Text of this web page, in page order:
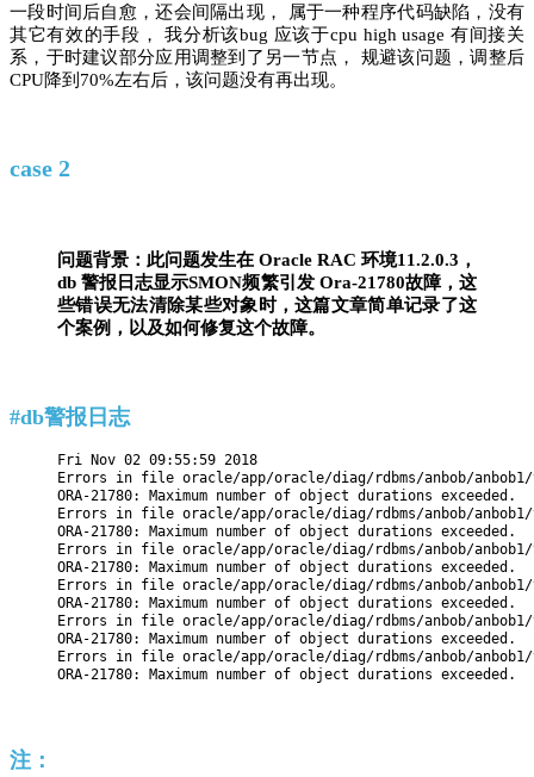
一段时间后自愈，还会间隔出现， 属于一种程序代码缺陷，没有
其它有效的手段， 我分析该bug 应该于cpu high usage 有间接关
系，于时建议部分应用调整到了另一节点， 规避该问题，调整后
CPU降到70%左右后，该问题没有再出现。
case 2
问题背景：此问题发生在 Oracle RAC 环境11.2.0.3，
db 警报日志显示SMON频繁引发 Ora-21780故障，这
些错误无法清除某些对象时，这篇文章简单记录了这
个案例，以及如何修复这个故障。
#db警报日志
Fri Nov 02 09:55:59 2018
Errors in file oracle/app/oracle/diag/rdbms/anbob/anbob1/
ORA-21780: Maximum number of object durations exceeded.
Errors in file oracle/app/oracle/diag/rdbms/anbob/anbob1/
ORA-21780: Maximum number of object durations exceeded.
Errors in file oracle/app/oracle/diag/rdbms/anbob/anbob1/
ORA-21780: Maximum number of object durations exceeded.
Errors in file oracle/app/oracle/diag/rdbms/anbob/anbob1/
ORA-21780: Maximum number of object durations exceeded.
Errors in file oracle/app/oracle/diag/rdbms/anbob/anbob1/
ORA-21780: Maximum number of object durations exceeded.
Errors in file oracle/app/oracle/diag/rdbms/anbob/anbob1/
ORA-21780: Maximum number of object durations exceeded.
注：